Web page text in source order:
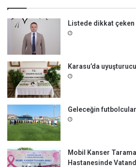
Listede dikkat
Karasu’da
Geleceğin
Mobil Kanser
Hastanesinde